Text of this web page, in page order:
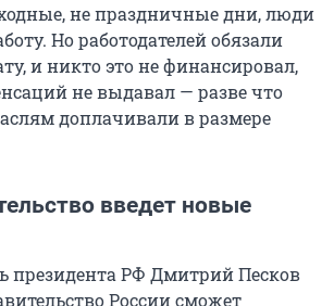
не праздничные дни, люди
Но работодателей обязали
и никто это не финансировал,
не выдавал — разве что
доплачивали в размере
введет новые
президента РФ Дмитрий Песков
России сможет